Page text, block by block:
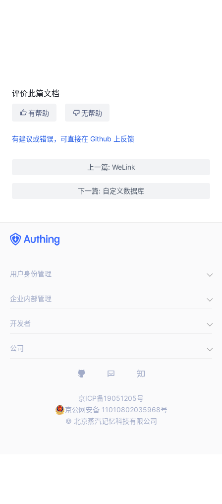
评价此篇文档
有帮助 无帮助
有建议或错误，可直接在 Github 上反馈
上一篇: WeLink
下一篇: 自定义数据库
用户身份管理
集成第三方登录
手机号闪验
通用登录表单组件
企业内部管理
单点登录
多因素认证
开发者
开发文档
(opens new window)
(opens new window)
公司
北京市朝阳区北辰世纪中心 B 座 16 层（总）
京ICP备19051205号
京公网安备 11010802035968号
© 北京蒸汽记忆科技有限公司